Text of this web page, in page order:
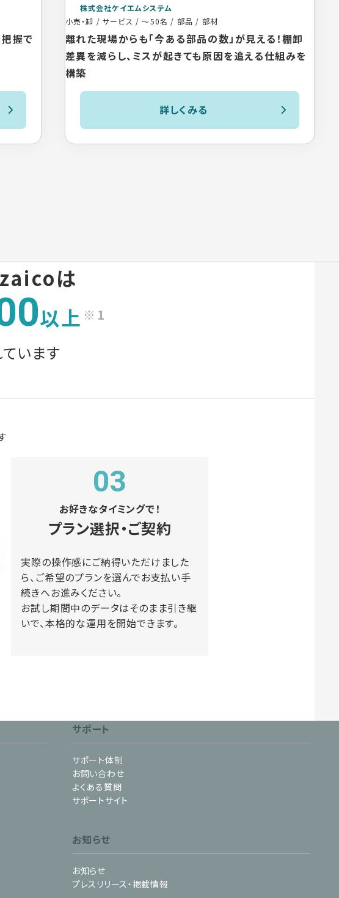
握で
株式会社ケイエムシステム
小売・卸 / サービス /～50名 / 部品 / 部材
離れた現場からも「今ある部品の数」が見える！棚卸
差異を減らし、ミスが起きても原因を追える仕組みを
構築
詳しくみる
は
以上 ※1
います
03
お好きなタイミングで！
プラン選択・ご契約
実際の操作感にご納得いただけました
ら、ご希望のプランを選んでお支払い手
続きへお進みください。
お試し期間中のデータはそのまま引き継
いで、本格的な運用を開始できます。
サポート
サポート体制
お問い合わせ
よくある質問
サポートサイト
お知らせ
お知らせ
プレスリリース・掲載情報